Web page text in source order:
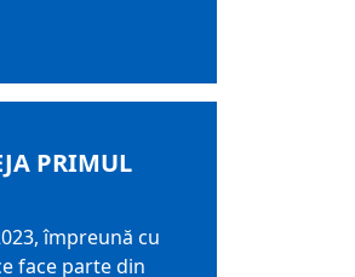
PRIMUL
împreună cu
face parte din